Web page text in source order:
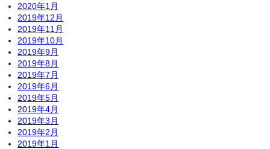
2020年1月
2019年12月
2019年11月
2019年10月
2019年9月
2019年8月
2019年7月
2019年6月
2019年5月
2019年4月
2019年3月
2019年2月
2019年1月